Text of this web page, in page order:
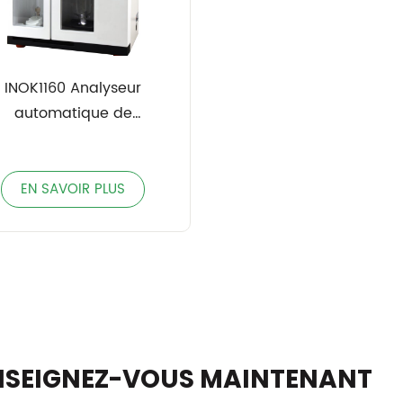
INOK1160 Analyseur
automatique de
EN SAVOIR PLUS
VOUS MAINTENANT